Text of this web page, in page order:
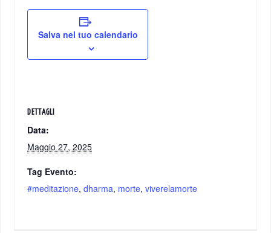
Salva nel tuo calendario
DETTAGLI
Data:
Maggio 27, 2025
Tag Evento:
#meditazione,dharma, morte,viverelamorte